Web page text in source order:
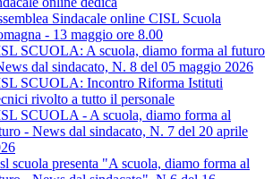
Sindacale online CISL Scuola
- 13 maggio ore 8.00
SCUOLA: A scuola, diamo forma al futuro
dal sindacato, N. 8 del 05 maggio 2026
SCUOLA: Incontro Riforma Istituti
rivolto a tutto il personale
SCUOLA - A scuola, diamo forma al
- News dal sindacato, N. 7 del 20 aprile
scuola presenta "A scuola, diamo forma al